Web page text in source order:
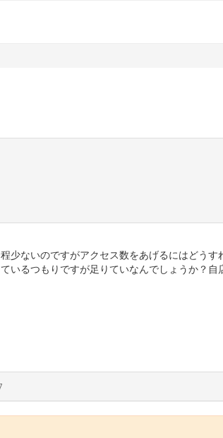
少ないのですがアクセス数をあげるにはどうす
いるつもりですが足りていなんでしょうか？